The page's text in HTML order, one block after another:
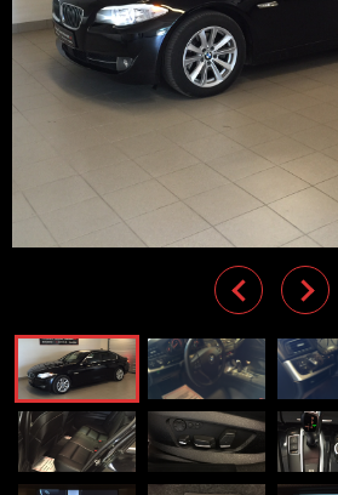
Previous
Next